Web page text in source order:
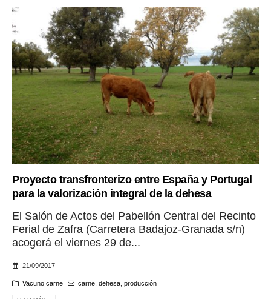
Proyecto transfronterizo entre España y Portugal
para la valorización integral de la dehesa
El Salón de Actos del Pabellón Central del Recinto
Ferial de Zafra (Carretera Badajoz-Granada s/n)
acogerá el viernes 29 de...
21/09/2017
Vacuno carne carne, dehesa, producción